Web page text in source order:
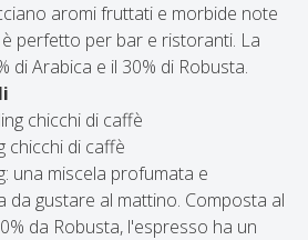
aromi fruttati e morbide note
perfetto per bar e ristoranti. La
di Arabica e il 30% di Robusta.
chicchi di caffè
una miscela profumata e
gustare al mattino. Composta al
da Robusta, l'espresso ha un